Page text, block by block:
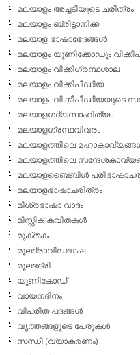
മലയാളം അച്ചടിയുടെ ചരിത്രം
മലയാളം ബ്രിട്ടാനിക്ക
മലയാള ഭാഷാഭേദങ്ങള്‍
മലയാളം യൂണിക്കോഡും
മലയാളം വിക്കിഗ്രന്ഥശാല
മലയാളം വിക്കിപീഡിയ
മലയാളം വിക്കീപീഡിയയുടെ
മലയാളഗദ്യസാഹിത്യം
മലയാളഗ്രന്ഥവിവരം
മലയാളത്തിലെ
മലയാളത്തിലെ
മലയാളബൈബിള്‍
മലയാളഭാഷാചരിത്രം
മിശ്രഭാഷാ വാദം
മിസ്റ്റിക് കവിതകള്‍
മുക്തകം
മൂലദ്രാവിഡഭാഷ
മൂലഭദ്രി
യൂണികോഡ്
വായനദിനം
വിപരീത പദങ്ങള്‍
വൃത്തങ്ങളുടെ പേരുകള്‍
സന്ധി (വ്യാകരണം)